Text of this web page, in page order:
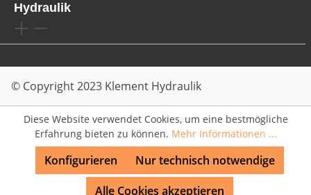
Hydraulik
© Copyright 2023 Klement Hydraulik
Diese Website verwendet Cookies, um eine bestmögliche
Erfahrung bieten zu können. Mehr Informationen ...
Nur technisch notwendige
Konfigurieren
Alle Cookies akzeptieren